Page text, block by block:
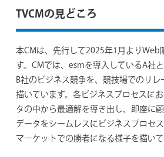
TVCMの見どころ
本CMは、先行して2025年1月よりWeb
す。CMでは、esmを導入しているA社
B社のビジネス競争を、競技場でのリレ
描いています。各ビジネスプロセスに
タの中から最適解を導き出し、即座に
データをシームレスにビジネスプロセ
マーケットでの勝者になる様子を描いて